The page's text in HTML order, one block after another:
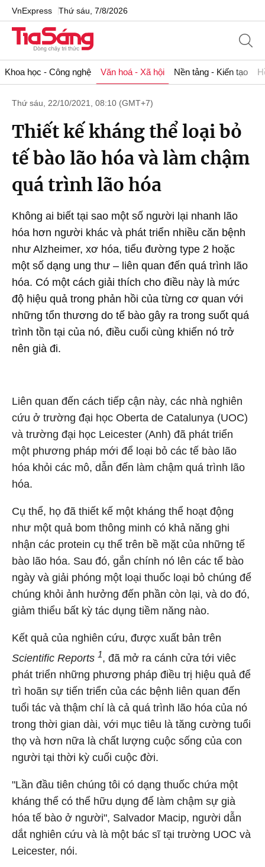
VnExpress Thứ sáu, 7/8/2026
Khoa học - Công nghệ Văn hoá - Xã hội Nền tảng - Kiến tạo
Thứ sáu, 22/10/2021, 08:10 (GMT+7)
Thiết kế kháng thể loại bỏ
tế bào lão hóa và làm chậm
quá trình lão hóa
Không ai biết tại sao một số người lại nhanh lão
hóa hơn người khác và phát triển nhiều căn bệnh
như Alzheimer, xơ hóa, tiểu đường type 2 hoặc
một số dạng ung thư – liên quan đến quá trình lão
hóa. Có một cách giải thích cho điều này là mức
độ hiệu quả trong phản hồi của từng cơ quan với
những tổn thương do tế bào gây ra trong suốt quá
trình tồn tại của nó, điều cuối cùng khiến nó trở
nên già đi.
Liên quan đến cách tiếp cận này, các nhà nghiên
cứu ở trường đại học Oberta de Catalunya (UOC)
và trường đại học Leicester (Anh) đã phát triển
một phương pháp mới để loại bỏ các tế bào lão
hóa khỏi các mô, dẫn đến làm chậm quá trình lão
hóa.
Cụ thể, họ đã thiết kế một kháng thể hoạt động
như một quả bom thông minh có khả năng ghi
nhận các protein cụ thể trên bề mặt của những tế
bào lão hóa. Sau đó, gắn chính nó lên các tế bào
ngày và giải phóng một loại thuốc loại bỏ chúng để
chúng khỏi ảnh hưởng đến phần còn lại, và do đó,
giảm thiểu bất kỳ tác dụng tiềm năng nào.
Kết quả của nghiên cứu, được xuất bản trên
Scientific Reports 1, đã mở ra cánh cửa tới viêc
phát triển những phương pháp điều trị hiệu quả để
trì hoãn sự tiến triển của các bệnh liên quan đến
tuổi tác và thậm chí là cả quá trình lão hóa của nó
trong thời gian dài, với mục tiêu là tăng cường tuổi
thọ và hơn nữa là chất lượng cuộc sống của con
người tại thời kỳ cuối cuộc đời.
"Lần đầu tiên chúng tôi có dạng thuốc chứa một
kháng thể có thể hữu dụng để làm chậm sự già
hóa tế bào ở người", Salvador Macip, người dẫn
dắt nghiên cứu và là một bác sĩ tại trường UOC và
Leicester, nói.